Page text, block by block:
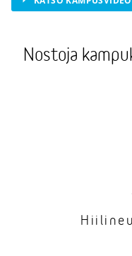
Nostoja